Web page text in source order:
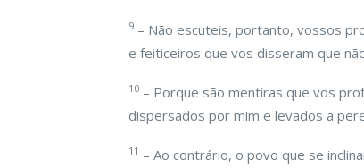
9 – Não escuteis, portanto, vossos
e feiticeiros que vos disseram que
10 – Porque são mentiras que vos
dispersados por mim e levados a
11 – Ao contrário, o povo que se